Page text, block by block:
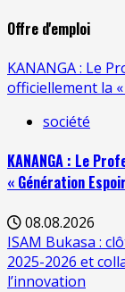
Offre d'emploi
KANANGA : Le
officiellement la
société
KANANGA : Le
« Génération
08.08.2026
ISAM Bukasa :
2025-2026 et
l’innovation